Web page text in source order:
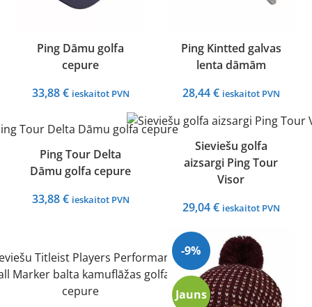
Ping Dāmu golfa
cepure
33,88€ ieskaitot PVN
Ping Kintted galvas
lenta dāmām
28,44€ ieskaitot PVN
Ping Tour Delta
Dāmu golfa cepure
33,88€ ieskaitot PVN
Sieviešu golfa
aizsargi Ping Tour
Visor
29,04€ ieskaitot PVN
-9%
Jauns